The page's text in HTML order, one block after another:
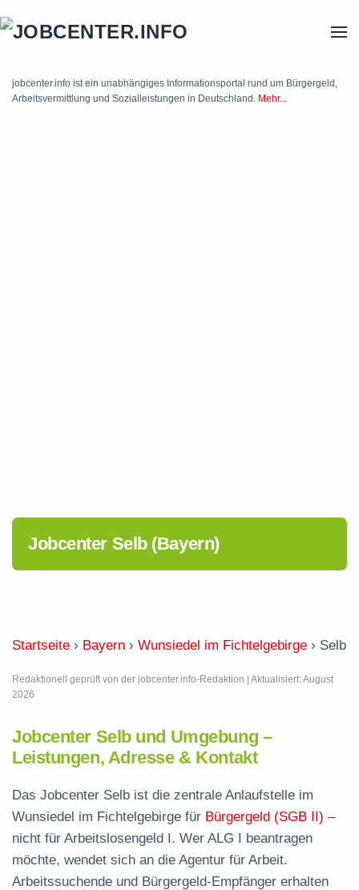
jobcenter.info ist ein unabhängiges Informationsportal rund um Bürgergeld,
Arbeitsvermittlung und Sozialleistungen in Deutschland. Mehr...
Jobcenter Selb (Bayern)
Startseite › Bayern › Wunsiedel im Fichtelgebirge › Selb
Redaktionell geprüft von der jobcenter.info-Redaktion | Aktualisiert: August
2026
Jobcenter Selb und Umgebung –
Leistungen, Adresse & Kontakt
Das Jobcenter Selb ist die zentrale Anlaufstelle im
Wunsiedel im Fichtelgebirge für Bürgergeld (SGB II) –
nicht für Arbeitslosengeld I. Wer ALG I beantragen
möchte, wendet sich an die Agentur für Arbeit.
Arbeitssuchende und Bürgergeld-Empfänger erhalten